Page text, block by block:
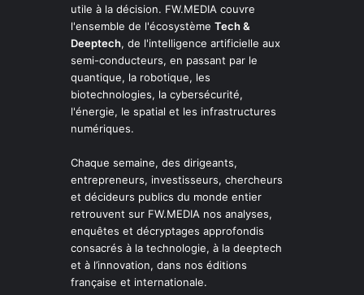
utile à la décision. FW.MEDIA couvre
l'ensemble de l'écosystème Tech &
Deeptech, de l'intelligence artificielle aux
semi-conducteurs, en passant par le
quantique, la robotique, les
biotechnologies, la cybersécurité,
l'énergie, le spatial et les infrastructures
numériques.
Chaque semaine, des dirigeants,
entrepreneurs, investisseurs, chercheurs
et décideurs publics du monde entier
retrouvent sur FW.MEDIA nos analyses,
enquêtes et décryptages approfondis
consacrés à la technologie, à la deeptech
et à l’innovation, dans nos éditions
française et internationale.